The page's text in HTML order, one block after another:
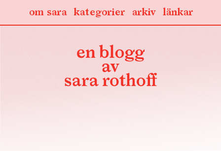
länkar
arkiv
kategorier
om sara